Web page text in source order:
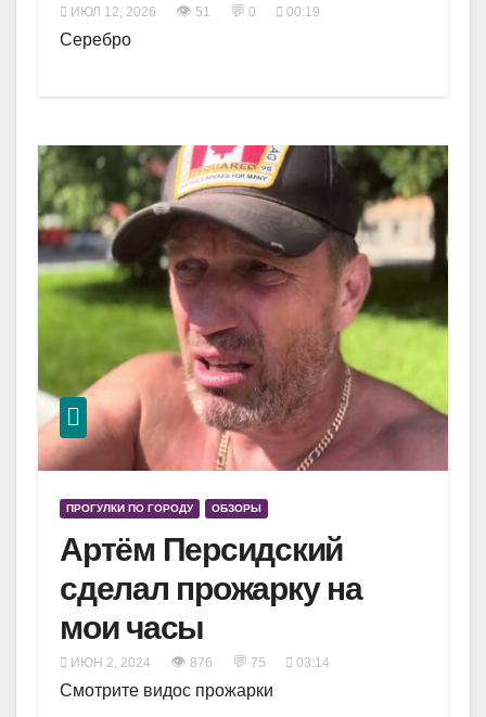
ИЮЛ 12, 2026 👁 51 💬 0 00:19
Серебро
ПРОГУЛКИ ПО ГОРОДУ ОБЗОРЫ
Артём Персидский
сделал прожарку на
мои часы
ИЮН 2, 2024 👁 876 💬 75 03:14
Смотрите видос прожарки